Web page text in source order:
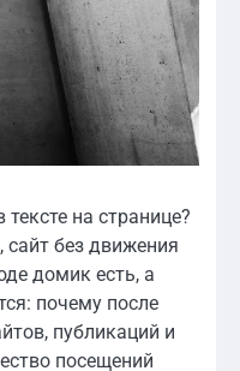
на странице?
без движения
домик есть, а
почему после
публикаций и
посещений